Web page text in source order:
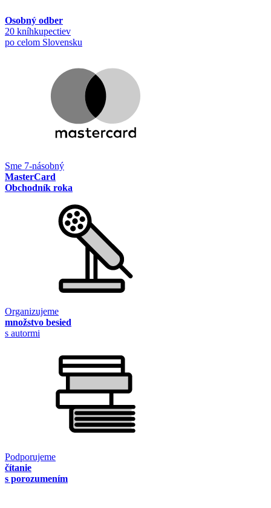
Osobný odber
20 kníhkupectiev
po celom Slovensku
Sme 7-násobný
MasterCard
Obchodník roka
Organizujeme
množstvo besied
s autormi
Podporujeme
čítanie
s porozumením